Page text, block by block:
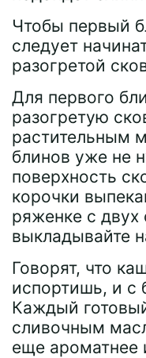
Чтобы первый
следует
разогретой
Для первого
разогретую
растительным
блинов уже не
поверхность
корочки
ряженке с двух
выкладывайте
Говорят, что
испортишь, и с
Каждый
сливочным
еще ароматнее